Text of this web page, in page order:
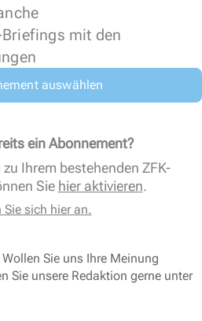
mit den
auswählen
ein Abonnement?
Ihrem bestehenden ZFK-
Sie hier aktivieren.
Sie sich hier an.
Sie uns Ihre Meinung
Sie unsere Redaktion gerne unter